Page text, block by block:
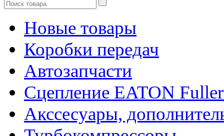
Новые товары
Коробки передач
Автозапчасти
Сцепление EATON
Акссесуары,